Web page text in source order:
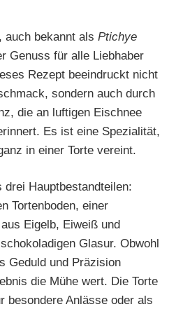
auch bekannt als Ptichye
Genuss für alle Liebhaber
Rezept beeindruckt nicht
sondern auch durch
die an luftigen Eischnee
Es ist eine Spezialität,
in einer Torte vereint.
drei Hauptbestandteilen:
Tortenboden, einer
Eigelb, Eiweiß und
Glasur. Obwohl
Geduld und Präzision
die Mühe wert. Die Torte
besondere Anlässe oder als